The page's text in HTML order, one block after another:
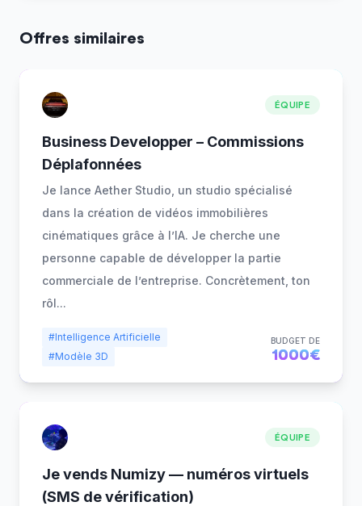
Offres similaires
ÉQUIPE
Business Developper – Commissions
Déplafonnées
Je lance Aether Studio, un studio spécialisé
dans la création de vidéos immobilières
cinématiques grâce à l’IA. Je cherche une
personne capable de développer la partie
commerciale de l’entreprise. Concrètement, ton
rôl...
#Intelligence Artificielle
#Modèle 3D
BUDGET DE
1000€
ÉQUIPE
Je vends Numizy — numéros virtuels
(SMS de vérification)